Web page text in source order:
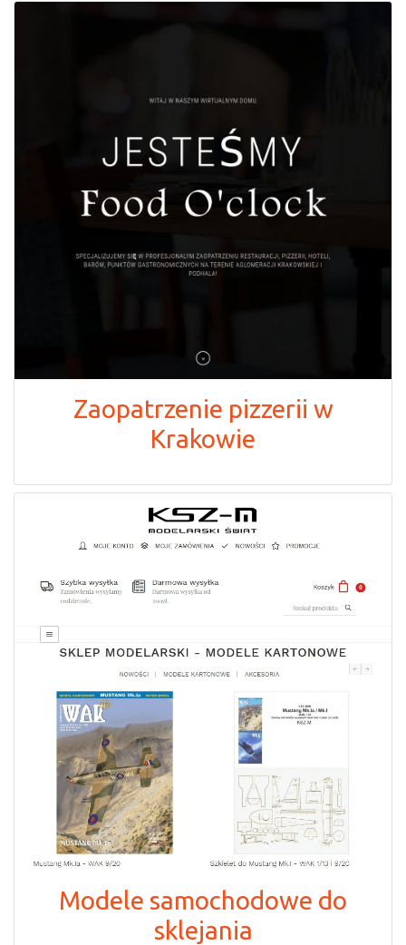
Zaopatrzenie pizzerii w
Krakowie
Modele samochodowe do
sklejania